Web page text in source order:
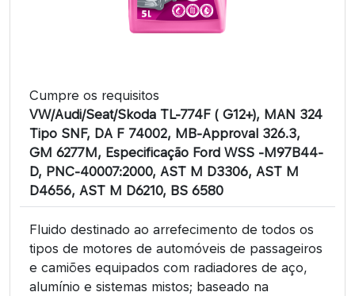
Cumpre os requisitos
VW/Audi/Seat/Skoda TL-774F ( G12+), MAN 324
Tipo SNF, DA F 74002, MB-Approval 326.3,
GM 6277M, Especificação Ford WSS -M97B44-
D, PNC-40007:2000, AST M D3306, AST M
D4656, AST M D6210, BS 6580
Fluido destinado ao arrefecimento de todos os
tipos de motores de automóveis de passageiros
e camiões equipados com radiadores de aço,
alumínio e sistemas mistos; baseado na